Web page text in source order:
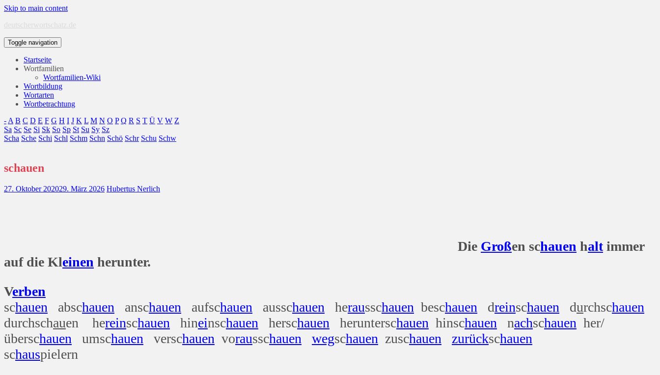
Skip to main content
deutscherwortschatz.de
Toggle navigation
Startseite
Wortfamilien
Wortfamilien-Wiki
Wortbildung
Wortarten
Wortbetrachtung
- A B C D E F G H I J K L M N O P Q R S T Ü V W Z
Sa Sc Se Si Sk So Sp St Su Sy Sz
Scha Sche Schi Schl Schm Schn Schö Schr Schu Schw
schauen
27. Oktober 202029. März 2026 Hubertus Nerlich
Die Großen schauen haltimmer
auf die Kleinen herunter.
Verben
schauen abschauen anschauen aufschauen ausschauen herausschauen beschauen dreinschauen durchschauen
durchschauen hereinschauen hineinschauen herschauen herunterschauen hinschauen nachschauen her/
überschauen umschauen verschauen vorausschauen wegschauen zuschauen zurückschauen
schauspielern